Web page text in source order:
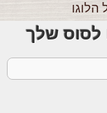
לסוס שלך